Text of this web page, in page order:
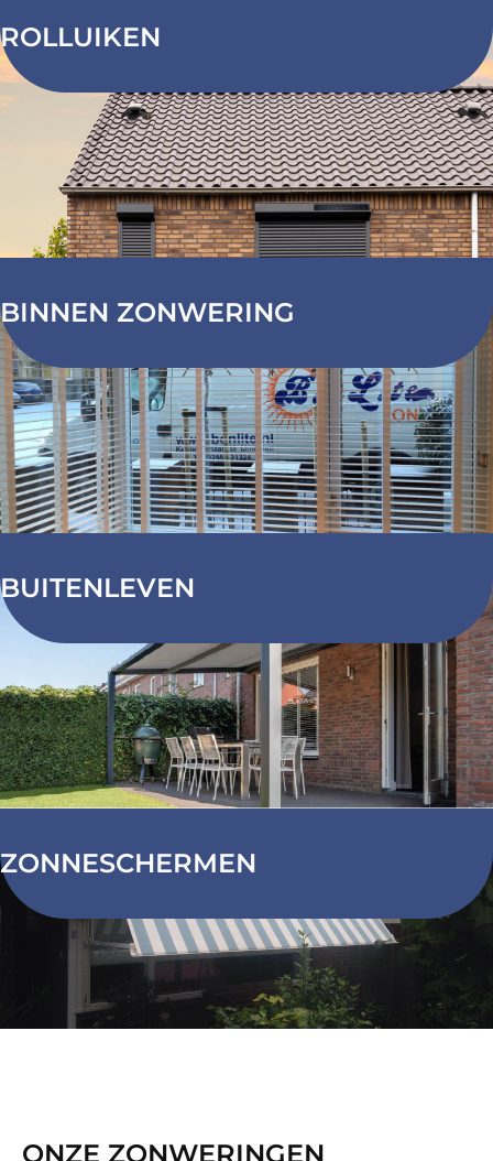
ROLLUIKEN
BINNEN ZONWERING
BUITENLEVEN
ZONNESCHERMEN
ONZE ZONWERINGEN